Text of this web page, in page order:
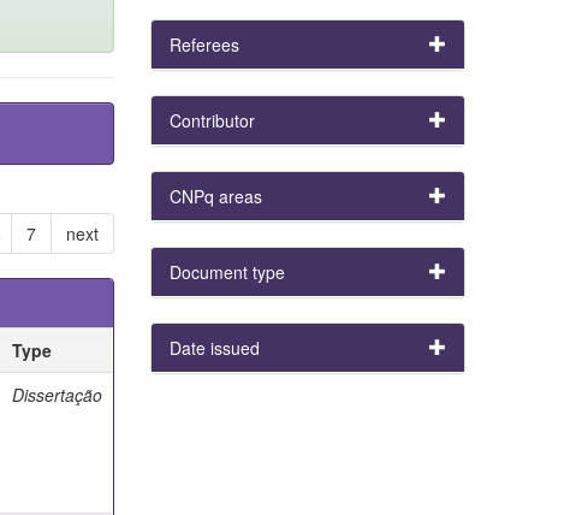
7 next
Type
Dissertação
Referees
Contributor
CNPq areas
Document type
Date issued